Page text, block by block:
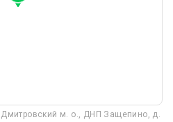
Дмитровский м. о., ДНП Защепино, д.